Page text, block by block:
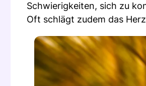
Schwierigkeiten, sich zu
Oft schlägt zudem das